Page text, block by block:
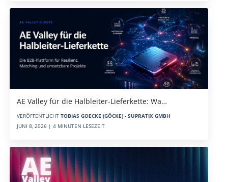
AE Valley für die Halbleiter-Lieferkette: Wa…
VERÖFFENTLICHT TOBIAS GOECKE (GÖCKE) - SUPRATIX GMBH
JUNI 8, 2026 | 4 MINUTEN LESEZEIT